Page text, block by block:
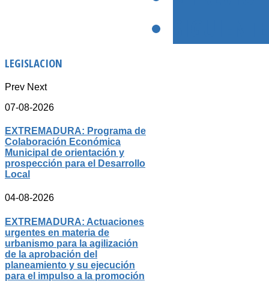
LEGISLACION
Prev Next
07-08-2026
EXTREMADURA: Programa de
Colaboración Económica
Municipal de orientación y
prospección para el Desarrollo
Local
04-08-2026
EXTREMADURA: Actuaciones
urgentes en materia de
urbanismo para la agilización
de la aprobación del
planeamiento y su ejecución
para el impulso a la promoción